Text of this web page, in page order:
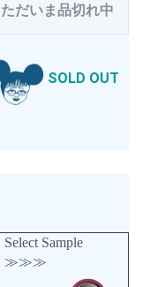
ただいま品切れ中
SOLD OUT
Select Sample
≫≫≫